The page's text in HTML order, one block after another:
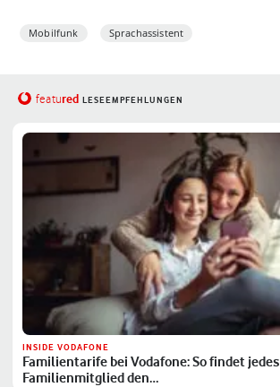
Mobilfunk Sprachassistent
featured LESEEMPFEHLUNGEN
INSIDE VODAFONE
Familientarife bei Vodafone: So findet jedes
Familienmitglied den…